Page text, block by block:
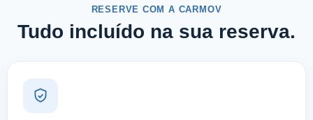
RESERVE COM A CARMOV
Tudo incluído na sua reserva.